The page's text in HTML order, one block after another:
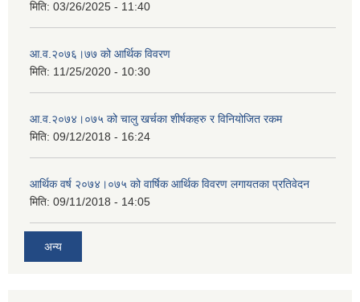
मिति: 03/26/2025 - 11:40
आ.व.२०७६।७७ को आर्थिक विवरण
मिति: 11/25/2020 - 10:30
आ.व.२०७४।०७५ को चालु खर्चका शीर्षकहरु र विनियोजित रकम
मिति: 09/12/2018 - 16:24
आर्थिक वर्ष २०७४।०७५ को वार्षिक आर्थिक विवरण लगायतका प्रतिवेदन
मिति: 09/11/2018 - 14:05
अन्य